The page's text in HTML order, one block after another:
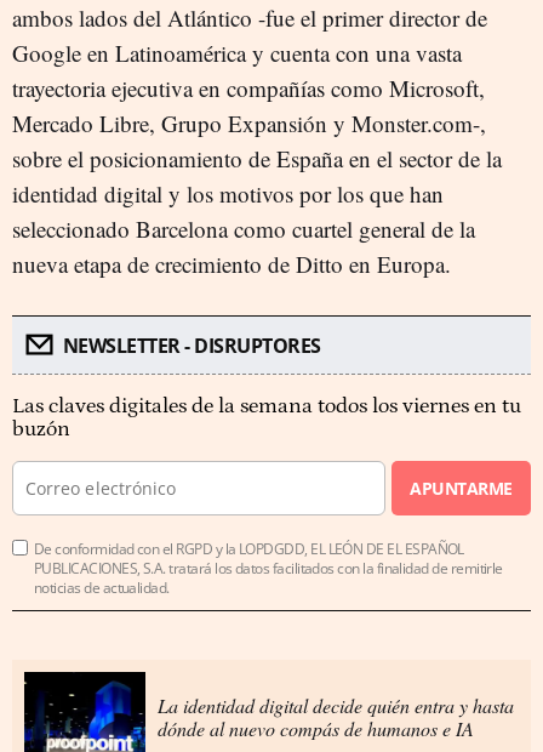
ambos lados del Atlántico -fue el primer director de
Google en Latinoamérica y cuenta con una vasta
trayectoria ejecutiva en compañías como Microsoft,
Mercado Libre, Grupo Expansión y Monster.com-,
sobre el posicionamiento de España en el sector de la
identidad digital y los motivos por los que han
seleccionado Barcelona como cuartel general de la
nueva etapa de crecimiento de Ditto en Europa.
NEWSLETTER - DISRUPTORES
Las claves digitales de la semana todos los viernes en tu
buzón
APUNTARME
De conformidad con el RGPD y la LOPDGDD, EL LEÓN DE EL ESPAÑOL
PUBLICACIONES, S.A. tratará los datos facilitados con la finalidad de remitirle
noticias de actualidad.
La identidad digital decide quién entra y hasta
dónde al nuevo compás de humanos e IA